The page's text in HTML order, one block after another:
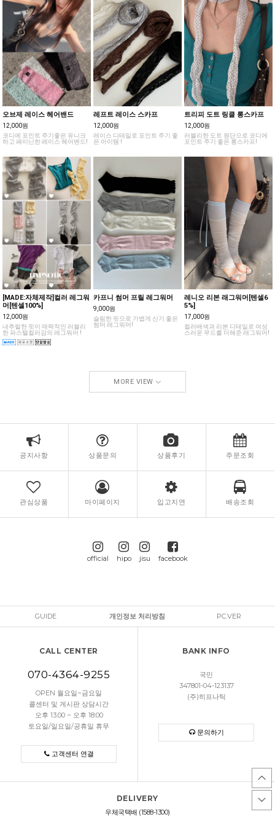
오브제 레이스 헤어밴드
12,000원
코디에 포인트 주기좋은 유니크
하고 페미닌한 레이스 헤어밴드!
레프트 레이스 스카프
12,000원
레이스 디테일로 포인트 주기 좋
은 아이템 !
트리피 도트 링클 롱스카프
12,000원
러블리한 도트 원단으로 코디에
포인트 주기 좋은 롱스카프!
[MADE:자체제작]컬러 레그워
머[텐셀100%]
12,000원
내추럴한 핏이 매력적인 러블리
한 파스텔컬러감의 레그워머 !
카프니 썸머 프릴 레그워머
9,000원
슬림한 핏으로 가볍게 신기 좋은
썸머 래그워머!
레니오 리본 래그워머[텐셀6
5%]
17,000원
컬러배색과 리본 디테일로 여성
스러운 무드를 더해준 래그워머!
MORE VIEW
공지사항 상품문의 상품후기 주문조회
관심상품 마이페이지 입고지연 배송조회
official hipo jisu facebook
GUIDE 개인정보 처리방침 PC.VER
CALL CENTER
070-4364-9255
OPEN 월요일~금요일
콜센터 및 게시판 상담시간
오후 13:00 ~ 오후 18:00
토요일/일요일/공휴일 휴무
고객센터 연결
BANK INFO
국민
347801-04-123137
(주)히프나틱
문의하기
DELIVERY
우체국택배 (1588-1300)